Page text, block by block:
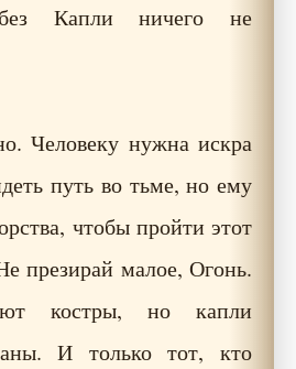
Капли ничего не
Человеку нужна искра
путь во тьме, но ему
чтобы пройти этот
презирай малое, Огонь.
костры, но капли
И только тот, кто